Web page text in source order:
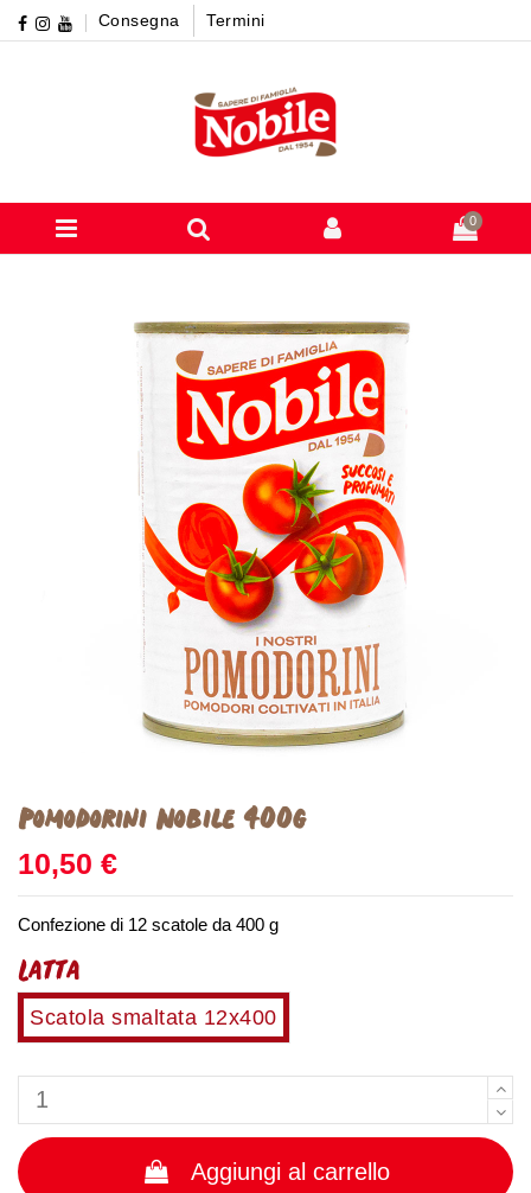
Consegna Termini
0
Pomodorini Nobile 400g
10,50 €
Confezione di 12 scatole da 400 g
Latta
Scatola smaltata 12x400
Aggiungi al carrello